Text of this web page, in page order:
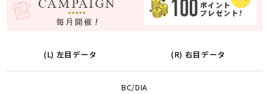
(L) 左目データ (R) 右目データ
BC/DIA